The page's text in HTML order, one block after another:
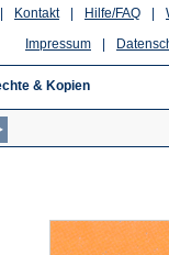
Hilfe/FAQ
Kontakt
Impressum
& Kopien